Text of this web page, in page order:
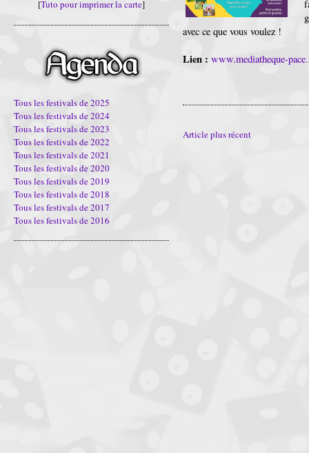
[Tuto pour imprimer la carte]
Tous les festivals de 2025
Tous les festivals de 2024
Tous les festivals de 2023
Tous les festivals de 2022
Tous les festivals de 2021
Tous les festivals de 2020
Tous les festivals de 2019
Tous les festivals de 2018
Tous les festivals de 2017
Tous les festivals de 2016
avec ce que vous voulez !
Lien : www.mediatheque-
Article plus récent